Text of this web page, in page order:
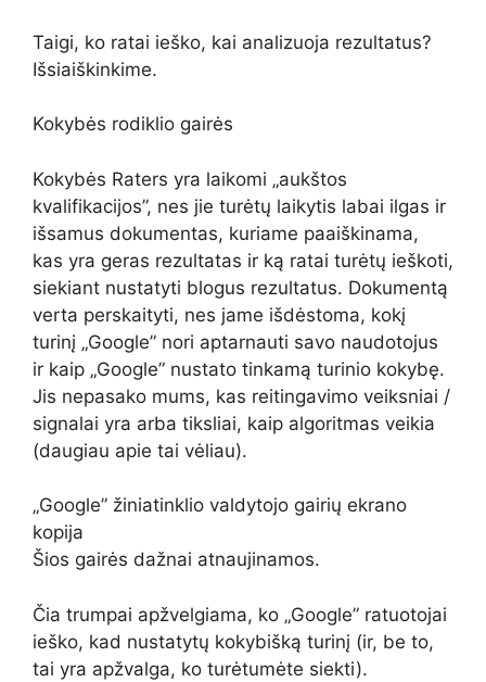
Taigi, ko ratai ieško, kai analizuoja rezultatus?
Išsiaiškinkime.
Kokybės rodiklio gairės
Kokybės Raters yra laikomi „aukštos
kvalifikacijos”, nes jie turėtų laikytis labai ilgas ir
išsamus dokumentas, kuriame paaiškinama,
kas yra geras rezultatas ir ką ratai turėtų ieškoti,
siekiant nustatyti blogus rezultatus. Dokumentą
verta perskaityti, nes jame išdėstoma, kokį
turinį „Google” nori aptarnauti savo naudotojus
ir kaip „Google” nustato tinkamą turinio kokybę.
Jis nepasako mums, kas reitingavimo veiksniai /
signalai yra arba tiksliai, kaip algoritmas veikia
(daugiau apie tai vėliau).
„Google” žiniatinklio valdytojo gairių ekrano
kopija
Šios gairės dažnai atnaujinamos.
Čia trumpai apžvelgiama, ko „Google” ratuotojai
ieško, kad nustatytų kokybišką turinį (ir, be to,
tai yra apžvalga, ko turėtumėte siekti).